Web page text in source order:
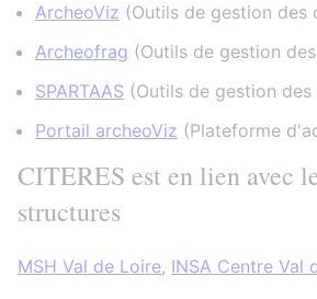
ArcheoViz (Outils de gestion des
Archeofrag (Outils de gestion
SPARTAAS (Outils de gestion des
Portail archeoViz (Plateforme
CITERES est en lien avec
structures
MSH Val de Loire, INSA Centre Val